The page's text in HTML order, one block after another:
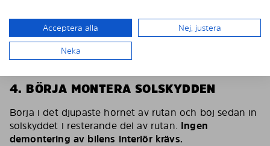
4. BÖRJA MONTERA SOLSKYDDEN
Börja i det djupaste hörnet av rutan och böj sedan in
solskyddet i resterande del av rutan. Ingen
demontering av bilens interiör krävs.
Acceptera alla Nej, justera
Neka